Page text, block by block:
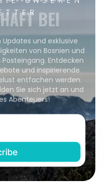
BEI
und exklusive
von Bosnien und
Entdecken
und inspirierende
entfachen werden.
Sie sich jetzt an und
Abenteuers!